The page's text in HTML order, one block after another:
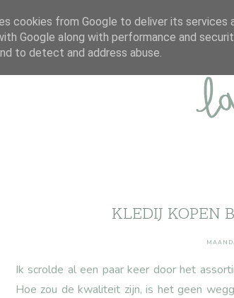
ABOUT
KLEDIJ KOPEN
Ik scrolde al een paar keer door het
Hoe zou de kwaliteit zijn, is het geen
cookies from Google to deliver its services
Google along with performance and
to detect and address abuse.